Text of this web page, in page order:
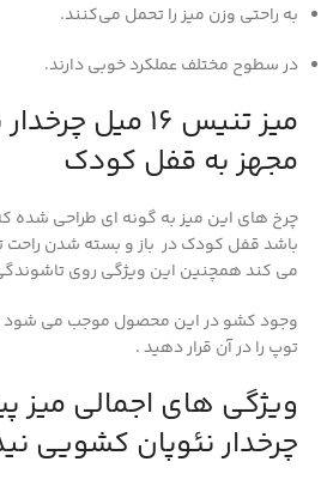
به راحتی وزن میز را تحمل می‌کنند.
در سطوح مختلف عملکرد خوبی دارند.
میز تنیس 16
مجهز به قفل کودک
چرخ های این میز به گونه ای طراحی
باشد قفل کودک در باز و بسته شدن راحت
می کند همچنین این ویژگی روی تاشوندگی
وجود کشو در این محصول موجب می شود تا
توپ را در آن قرار دهید .
ویژگی های اجمالی میز
چرخدار نئوپان کشویی